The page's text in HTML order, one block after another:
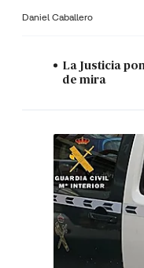
Daniel Caballero
La Justicia
de mira